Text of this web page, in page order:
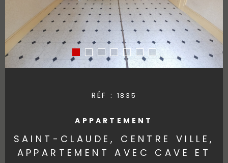
RÉF : 1835
APPARTEMENT
SAINT-CLAUDE, CENTRE VILLE,
APPARTEMENT AVEC CAVE ET